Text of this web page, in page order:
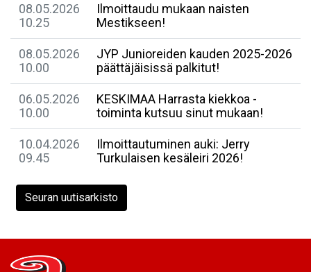
08.05.2026
10.25
Ilmoittaudu mukaan naisten
Mestikseen!
08.05.2026
10.00
JYP Junioreiden kauden 2025-2026
päättäjäisissä palkitut!
06.05.2026
10.00
​KESKIMAA Harrasta kiekkoa -
toiminta kutsuu sinut mukaan!
10.04.2026
09.45
Ilmoittautuminen auki: Jerry
Turkulaisen kesäleiri 2026!
Seuran uutisarkisto